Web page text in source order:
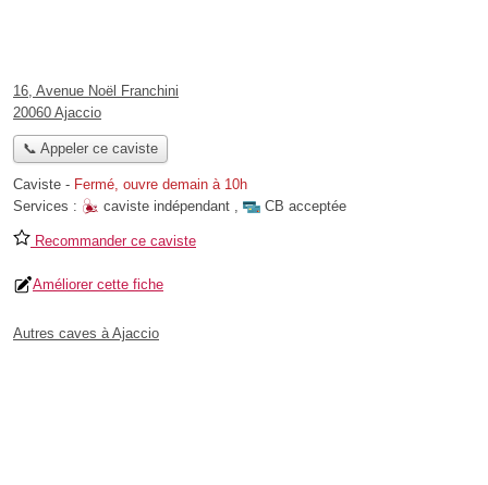
16, Avenue Noël Franchini
20060 Ajaccio
📞 Appeler ce caviste
Caviste - Fermé, ouvre demain à 10h
Services :
caviste indépendant , CB acceptée
Recommander ce caviste
Améliorer cette fiche
Autres caves à Ajaccio